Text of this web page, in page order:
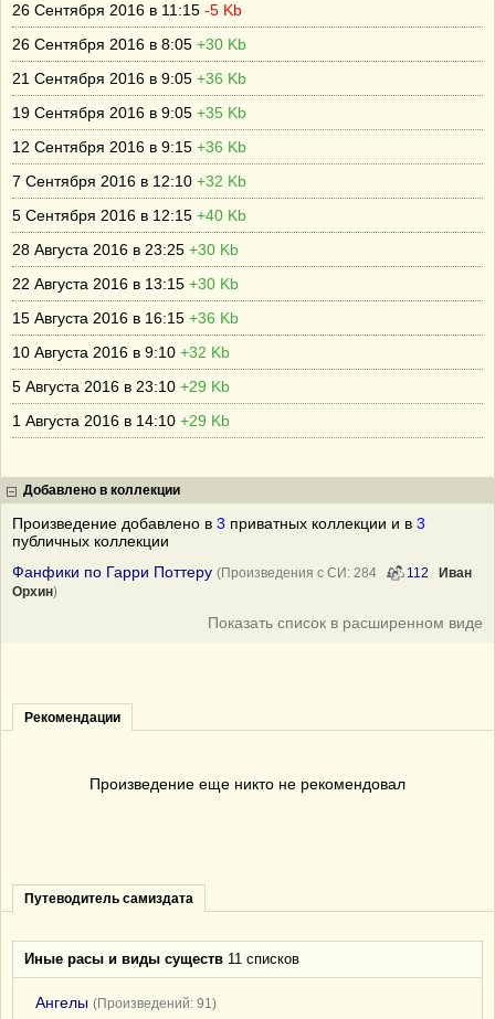
26 Сентября 2016 в 11:15 -5 Kb
26 Сентября 2016 в 8:05 +30 Kb
21 Сентября 2016 в 9:05 +36 Kb
19 Сентября 2016 в 9:05 +35 Kb
12 Сентября 2016 в 9:15 +36 Kb
7 Сентября 2016 в 12:10 +32 Kb
5 Сентября 2016 в 12:15 +40 Kb
28 Августа 2016 в 23:25 +30 Kb
22 Августа 2016 в 13:15 +30 Kb
15 Августа 2016 в 16:15 +36 Kb
10 Августа 2016 в 9:10 +32 Kb
5 Августа 2016 в 23:10 +29 Kb
1 Августа 2016 в 14:10 +29 Kb
Добавлено в коллекции
Произведение добавлено в 3 приватных коллекции и в 3
публичных коллекции
Фанфики по Гарри Поттеру (Произведения с СИ: 284 112
Иван
Орхин)
Показать список в расширенном виде
Рекомендации
Произведение еще никто не рекомендовал
Путеводитель самиздата
Иные расы и виды существ 11 списков
Ангелы (Произведений: 91)